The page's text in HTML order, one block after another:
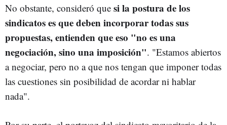
No obstante, consideró que si la postura de los
sindicatos es que deben incorporar todas sus
propuestas, entienden que eso "no es una
negociación, sino una imposición". "Estamos abiertos
a negociar, pero no a que nos tengan que imponer todas
las cuestiones sin posibilidad de acordar ni hablar
nada".